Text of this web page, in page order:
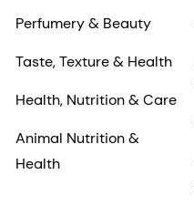
Perfumery & Beauty
Taste, Texture & Health
Health, Nutrition & Care
Animal Nutrition &
Health